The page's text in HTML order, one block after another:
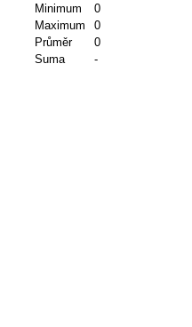
Minimum
0
Maximum
0
Průměr
0
Suma
-